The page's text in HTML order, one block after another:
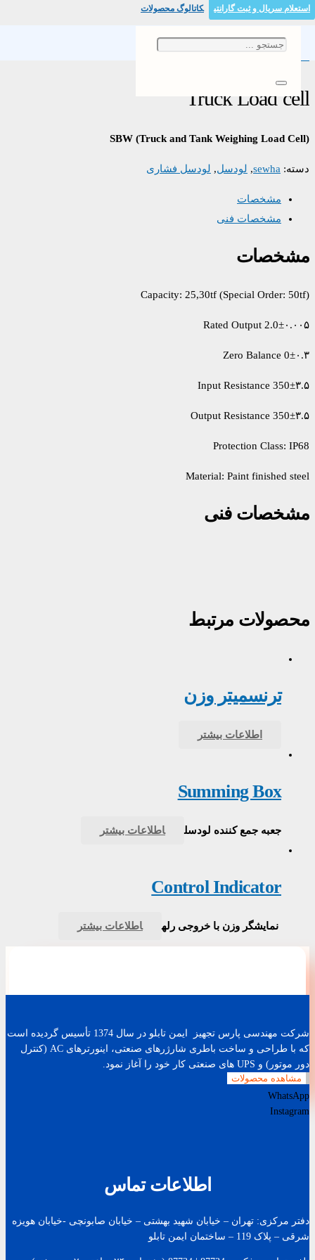
استعلام سریال و ثبت گارانتی کاتالوگ محصولات
Truck Load cell
SBW (Truck and Tank Weighing Load Cell)
دسته: sewha
, لودسل, لودسل فشاری
مشخصات
مشخصات فنی
مشخصات
Capacity: 25,30tf (Special Order: 50tf)
Rated Output 2.0±۰.۰۰۵
Zero Balance 0±۰.۳
Input Resistance 350±۳.۵
Output Resistance 350±۳.۵
​​​​Protection Class: IP68
​​​​Material: Paint finished steel
مشخصات فنی
محصولات مرتبط
ترنسمیتر وزن
اطلاعات بیشتر
Summing Box
جعبه جمع کننده لودسل اطلاعات بیشتر
Control Indicator
نمایشگر وزن با خروجی رله اطلاعات بیشتر
مشاهده محصولات
شرکت مهندسی پارس تجهیز ایمن تابلو در سال 1374 تأسیس گردیده است
که با طراحی و ساخت باطری شارژرهای صنعتی، اینورترهای AC (کنترل
دور موتور) و UPS های صنعتی کار خود را آغاز نمود.
WhatsApp
Instagram
اطلاعات تماس
دفتر مرکزی: تهران – خیابان شهید بهشتی – خیابان صابونچی -خیابان هويزه
شرقی – پلاک 119 – ساختمان ایمن تابلو